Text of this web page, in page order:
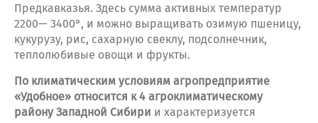
Предкавказья. Здесь сумма активных температур
2200— 3400°, и можно выращивать озимую пшеницу,
кукурузу, рис, сахарную свеклу, подсолнечник,
теплолюбивые овощи и фрукты.
По климатическим условиям агропредприятие
«Удобное» относится к 4 агроклиматическому
району Западной Сибири и характеризуется